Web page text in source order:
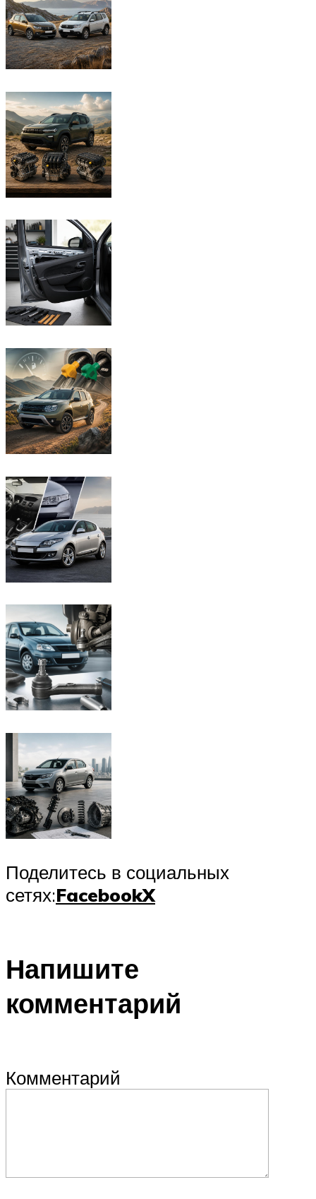
Поделитесь в социальных
сетях:FacebookX
Напишите
комментарий
Комментарий